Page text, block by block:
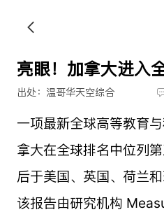
亮眼！加拿大进入
出处：温哥华天空综合
一项最新全球高等教育
拿大在全球排名中位列
后于美国、英国、荷兰和
该报告由研究机构